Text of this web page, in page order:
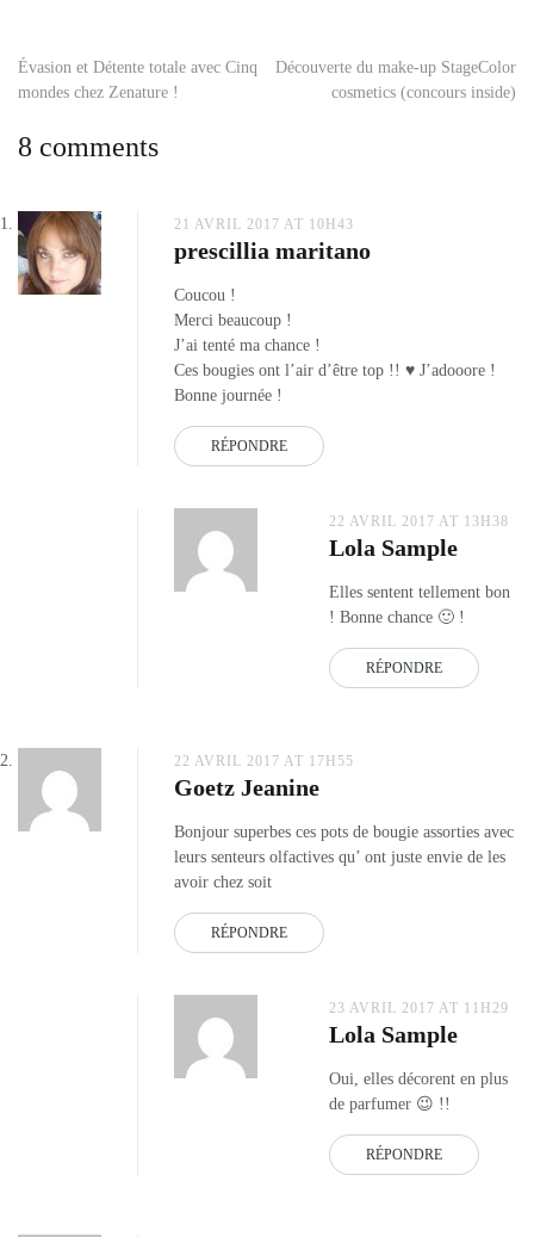
wondeful,
bougie
candles,
candle
pure
linen,
bougies
Navigation
l’article
Évasion et Détente totale avec Cinq
mondes chez Zenature !
Découverte du make-up StageColor
cosmetics (concours inside)
8 comments
21 AVRIL 2017 AT 10H43
prescillia maritano
Coucou !
Merci beaucoup !
J’ai tenté ma chance !
Ces bougies ont l’air d’être top !! ♥ J’adooore !
Bonne journée !
RÉPONDRE
22 AVRIL 2017 AT 13H38
Lola Sample
Elles sentent tellement bon
! Bonne chance 🙂 !
RÉPONDRE
22 AVRIL 2017 AT 17H55
Goetz Jeanine
Bonjour superbes ces pots de bougie assorties avec
leurs senteurs olfactives qu’ ont juste envie de les
avoir chez soit
RÉPONDRE
23 AVRIL 2017 AT 11H29
Lola Sample
Oui, elles décorent en plus
de parfumer 😉 !!
RÉPONDRE